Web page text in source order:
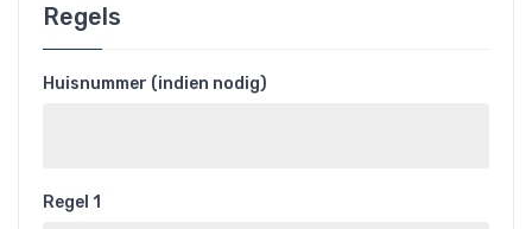
Regels
Huisnummer (indien nodig)
Regel 1